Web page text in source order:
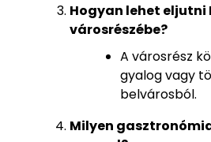
Hogyan lehet eljutni
városrészébe?
A városrész
gyalog vagy
belvárosból.
Milyen